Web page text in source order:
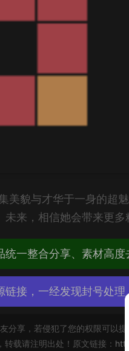
美貌与才华于一身的超
来，相信她会带来更
统一整合分享、素材高度
链接，一经发现封号处
分享，若侵犯了您的权限可以提
载请注明出处！原文链接：